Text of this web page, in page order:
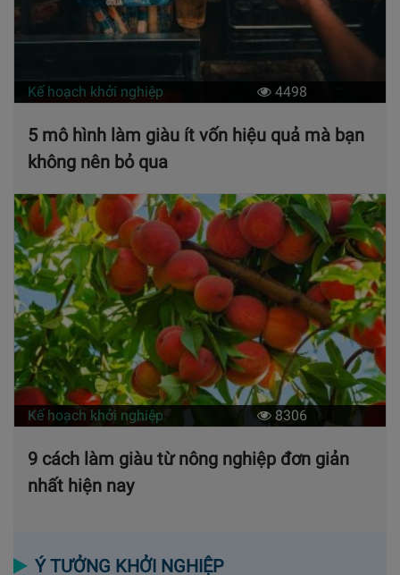
Kế hoạch khởi nghiệp 4498
5 mô hình làm giàu ít vốn hiệu quả mà bạn
không nên bỏ qua
Kế hoạch khởi nghiệp 8306
9 cách làm giàu từ nông nghiệp đơn giản
nhất hiện nay
Ý TƯỞNG KHỞI NGHIỆP